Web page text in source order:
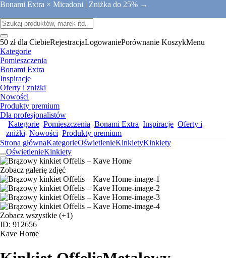
Bonami Extra × Micadoni | Zniżka do 25% →
50 zł dla CiebieRejestracjaLogowaniePorównanie KoszykMenu
Kategorie
Pomieszczenia
Bonami Extra
Inspiracje
Oferty i zniżki
Nowości
Produkty premium
Dla profesjonalistów
Kategorie Pomieszczenia Bonami Extra Inspiracje Oferty i
zniżki Nowości Produkty premium
Strona głównaKategorieOświetlenieKinkietyKinkiety
...OświetlenieKinkiety
Zobacz galerię zdjęć
Zobacz wszystkie (+1)
ID: 912656
Kave Home